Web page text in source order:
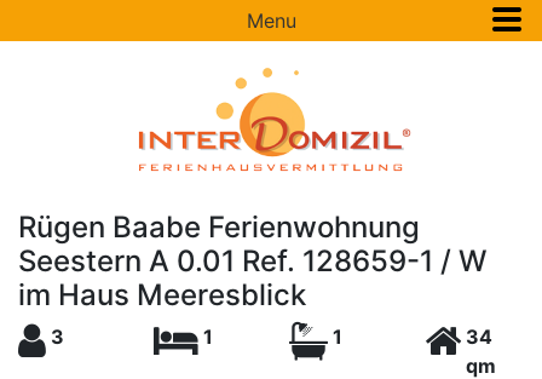
Menu
Rügen Baabe Ferienwohnung
Seestern A 0.01 Ref. 128659-1 / W
im Haus Meeresblick
3 1 1
34
qm